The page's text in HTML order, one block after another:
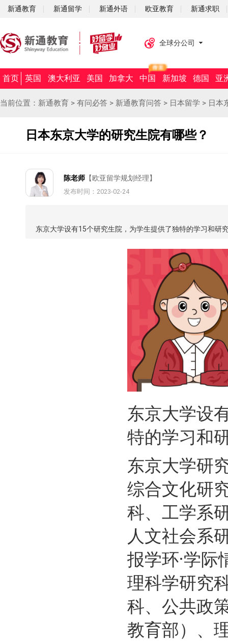
新通教育 新通留学 新通外语 欧亚教育 新通求职
全球分公司
首页 英国 澳大利亚 美国 加拿大 中国 新加坡 德国 亚
当前位置： 新通教育 > 有问必答 > 新通教育问答 > 日本留学 > 日本
日本东京大学的研究生院有哪些？
陈老师 【欧亚留学规划经理】
发布时间：2023-02-24
东京大学设有15个研究生院，为学生提供了独特的学习和研
东京大学设
特的学习和
东京大学研
综合文化研
科、工学系
人文社会系
报学环·学际
理科学研究
科、公共政
教育部）、